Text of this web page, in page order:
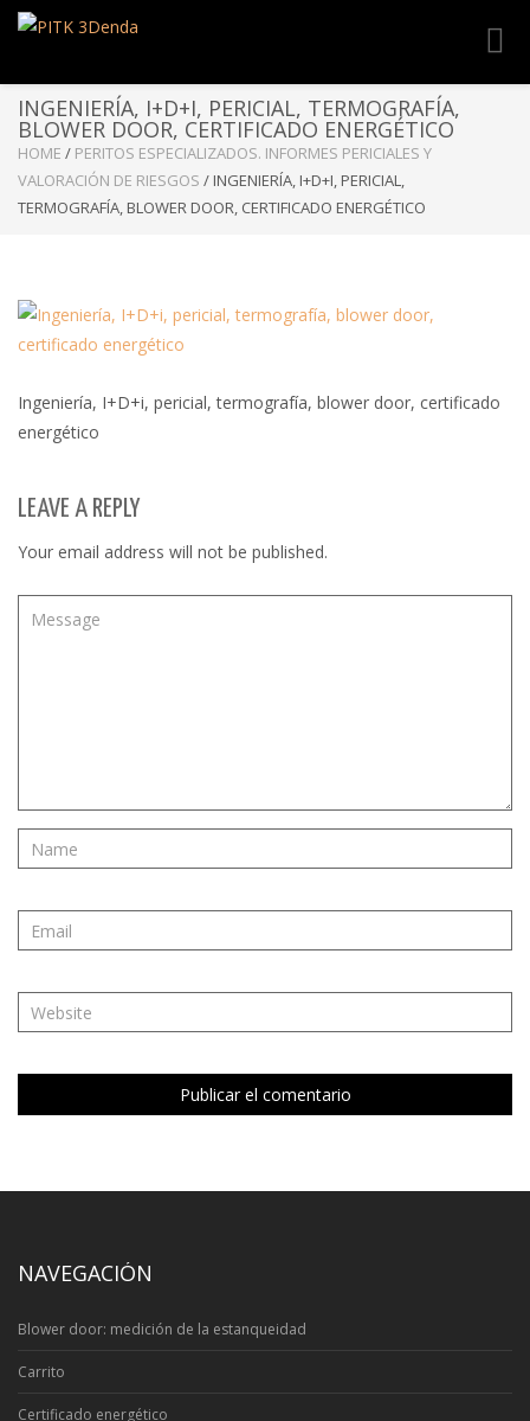
INGENIERÍA, I+D+I, PERICIAL, TERMOGRAFÍA,
BLOWER DOOR, CERTIFICADO ENERGÉTICO
HOME / PERITOS ESPECIALIZADOS. INFORMES PERICIALES Y
VALORACIÓN DE RIESGOS / INGENIERÍA, I+D+I, PERICIAL,
TERMOGRAFÍA, BLOWER DOOR, CERTIFICADO ENERGÉTICO
Ingeniería, I+D+i, pericial, termografía, blower door, certificado
energético
LEAVE A REPLY
Your email address will not be published.
NAVEGACIÓN
Blower door: medición de la estanqueidad
Carrito
Certificado energético